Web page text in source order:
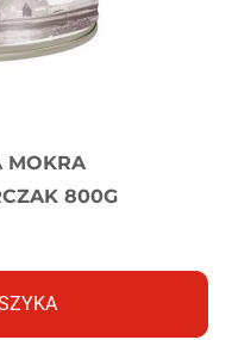
MOKRA
800G